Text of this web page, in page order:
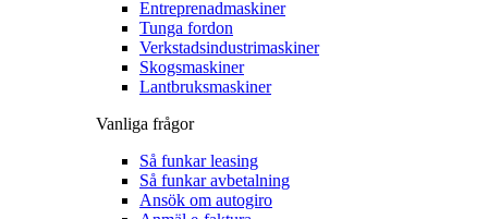
Entreprenadmaskiner
Tunga fordon
Verkstadsindustrimaskiner
Skogsmaskiner
Lantbruksmaskiner
Vanliga frågor
Så funkar leasing
Så funkar avbetalning
Ansök om autogiro